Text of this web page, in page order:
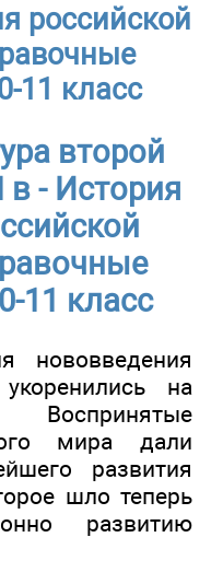
российской
11 класс
второй
- История
11 класс
нововведения
на
мира дали
развития
шло теперь
развитию